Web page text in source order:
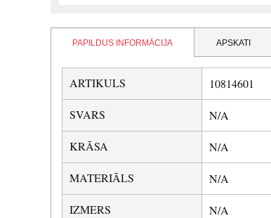
PAPILDUS INFORMĀCIJA APSKATI
ARTIKULS 10814601
SVARS N/A
KRĀSA N/A
MATERIĀLS N/A
IZMERS N/A